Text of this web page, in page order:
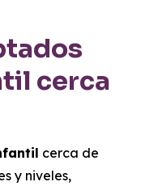
cerca
cerca de
y niveles,